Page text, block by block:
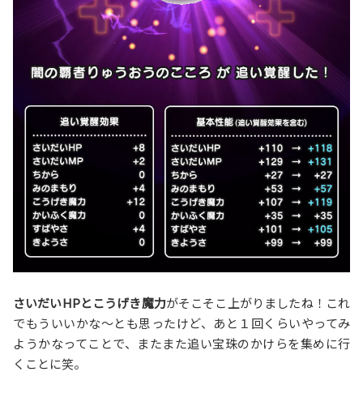
さいだいHPとこうげき魔力がそこそこ上がりましたね！これ
でもういいかな〜とも思ったけど、あと１回くらいやってみ
ようかなってことで、またまた追い宝珠のかけらを集めに行
くことに笑。